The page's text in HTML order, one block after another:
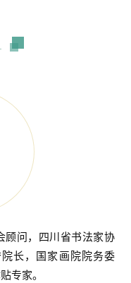
顾问，四川省书法家协
长，国家画院院务委
专家。